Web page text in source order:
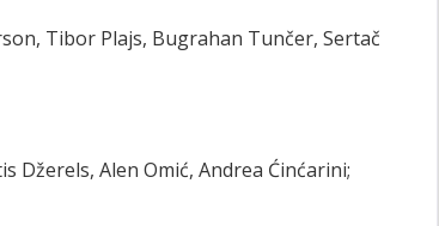
Tibor Plajs, Bugrahan Tunčer, Sertač
Džerels, Alen Omić, Andrea Ćinćarini;